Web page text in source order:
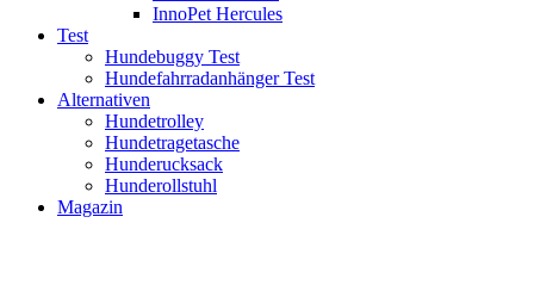
InnoPet Hercules
Test
Hundebuggy Test
Hundefahrradanhänger Test
Alternativen
Hundetrolley
Hundetragetasche
Hunderucksack
Hunderollstuhl
Magazin